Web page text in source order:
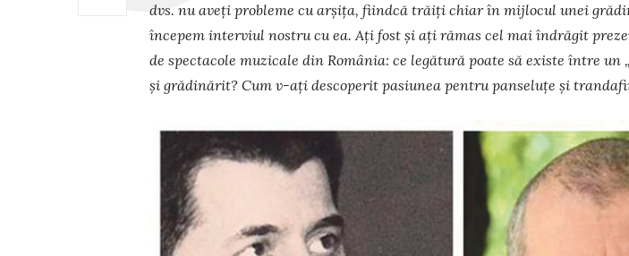
dvs. nu aveți probleme cu arșița, fiindcă trăiți chiar în mijlocul unei
începem interviul nos­tru cu ea. Ați fost și ați rămas cel mai îndrăgit
de spectacole muzicale din România: ce legătură poate să existe între un
și grădinărit? Cum v-ați des­coperit pasiunea pentru panseluțe și